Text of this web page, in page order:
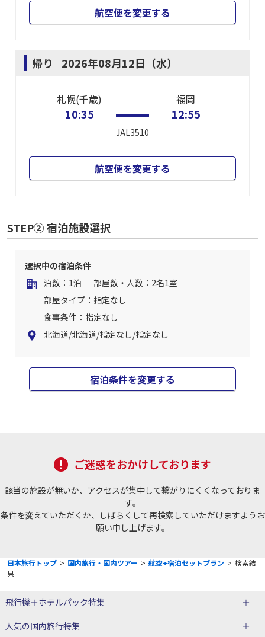
航空便を変更する
帰り 2026年08月12日（水）
札幌(千歳)
10:35
JAL3510
福岡
12:55
航空便を変更する
STEP② 宿泊施設選択
選択中の宿泊条件
泊数：1泊
部屋数・人数：2名1室
部屋タイプ：指定なし
食事条件：指定なし
北海道/北海道/指定なし/指定なし
宿泊条件を変更する
ご迷惑をおかけしております
該当の施設が無いか、アクセスが集中して繋がりにくくなっておりま
す。
条件を変えていただくか、しばらくして再検索していただけますようお
願い申し上げます。
日本旅行トップ > 国内旅行・国内ツアー > 航空+宿泊セットプラン > 検索結
果
飛行機＋ホテルパック特集
赤い風船ダイナミックパッケージ
ＪＡＬで行く飛行機+ホテルパック
人気の国内旅行特集